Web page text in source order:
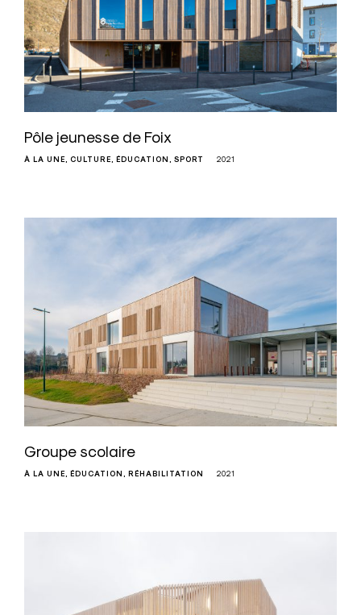
Pôle jeunesse de Foix
À LA UNE CULTURE ÉDUCATION SPORT 2021
Groupe scolaire
À LA UNE ÉDUCATION RÉHABILITATION 2021